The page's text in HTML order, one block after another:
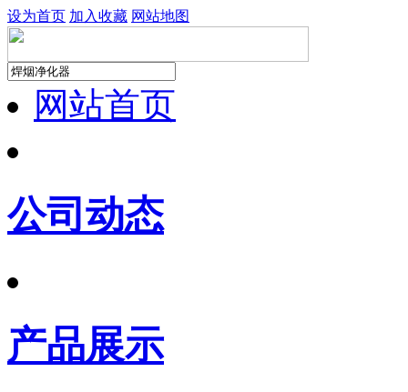
设为首页 加入收藏 网站地图
网站首页
公司动态
产品展示